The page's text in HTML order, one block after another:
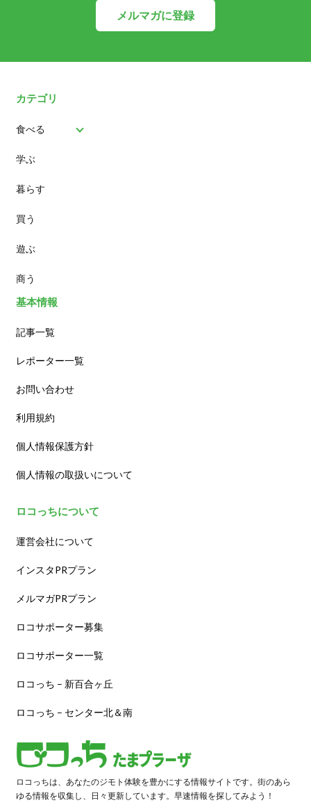
メルマガに登録
カテゴリ
食べる
パン
スイーツ
ランチ
カフェ
学ぶ
暮らす
買う
遊ぶ
商う
基本情報
記事一覧
レポーター一覧
お問い合わせ
利用規約
個人情報保護方針
個人情報の取扱いについて
ロコっちについて
運営会社について
インスタPRプラン
メルマガPRプラン
ロコサポーター募集
ロコサポーター一覧
ロコっち – 新百合ヶ丘
ロコっち – センター北＆南
ロコっちは、あなたのジモト体験を豊かにする情報サイトです。街のあら
ゆる情報を収集し、日々更新しています。早速情報を探してみよう！